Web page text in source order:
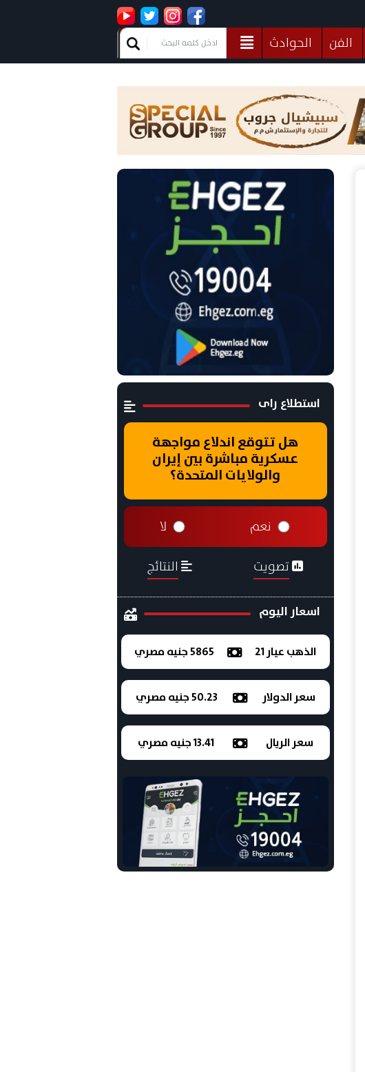
الفن
الحوادث
منوعات
استطلاع راى
هل تتوقع اندلاع مواجهة
عسكرية مباشرة بين إيران
والولايات المتحدة؟
نعم لا
تصويت النتائج
اسعار اليوم
الذهب عيار 21 5865 جنيه مصري
سعر الدولار 50.23 جنيه مصري
سعر الريال 13.41 جنيه مصري